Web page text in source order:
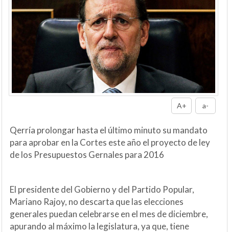
A+ a-
Qerría prolongar hasta el último minuto su mandato
para aprobar en la Cortes este año el proyecto de ley
de los Presupuestos Gernales para 2016
El presidente del Gobierno y del Partido Popular,
Mariano Rajoy, no descarta que las elecciones
generales puedan celebrarse en el mes de diciembre,
apurando al máximo la legislatura, ya que, tiene